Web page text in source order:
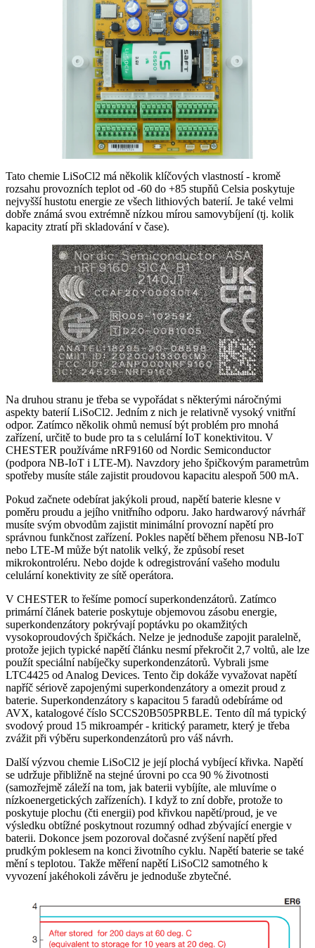
Tato chemie LiSoCl2 má několik klíčových vlastností - kromě
rozsahu provozních teplot od -60 do +85 stupňů Celsia poskytuje
nejvyšší hustotu energie ze všech lithiových baterií. Je také velmi
dobře známá svou extrémně nízkou mírou samovybíjení (tj. kolik
kapacity ztratí při skladování v čase).
Na druhou stranu je třeba se vypořádat s některými náročnými
aspekty baterií LiSoCl2. Jedním z nich je relativně vysoký vnitřní
odpor. Zatímco několik ohmů nemusí být problém pro mnohá
zařízení, určitě to bude pro ta s celulární IoT konektivitou. V
CHESTER používáme nRF9160 od Nordic Semiconductor
(podpora NB-IoT i LTE-M). Navzdory jeho špičkovým parametrům
spotřeby musíte stále zajistit proudovou kapacitu alespoň 500 mA.
Pokud začnete odebírat jakýkoli proud, napětí baterie klesne v
poměru proudu a jejího vnitřního odporu. Jako hardwarový návrhář
musíte svým obvodům zajistit minimální provozní napětí pro
správnou funkčnost zařízení. Pokles napětí během přenosu NB-IoT
nebo LTE-M může být natolik velký, že způsobí reset
mikrokontroléru. Nebo dojde k odregistrování vašeho modulu
celulární konektivity ze sítě operátora.
V CHESTER to řešíme pomocí superkondenzátorů. Zatímco
primární článek baterie poskytuje objemovou zásobu energie,
superkondenzátory pokrývají poptávku po okamžitých
vysokoproudových špičkách. Nelze je jednoduše zapojit paralelně,
protože jejich typické napětí článku nesmí překročit 2,7 voltů, ale lze
použít speciální nabíječky superkondenzátorů. Vybrali jsme
LTC4425 od Analog Devices. Tento čip dokáže vyvažovat napětí
napříč sériově zapojenými superkondenzátory a omezit proud z
baterie. Superkondenzátory s kapacitou 5 faradů odebíráme od
AVX, katalogové číslo SCCS20B505PRBLE. Tento díl má typický
svodový proud 15 mikroampér - kritický parametr, který je třeba
zvážit při výběru superkondenzátorů pro váš návrh.
Další výzvou chemie LiSoCl2 je její plochá vybíjecí křivka. Napětí
se udržuje přibližně na stejné úrovni po cca 90 % životnosti
(samozřejmě záleží na tom, jak baterii vybíjíte, ale mluvíme o
nízkoenergetických zařízeních). I když to zní dobře, protože to
poskytuje plochu (čti energii) pod křivkou napětí/proud, je ve
výsledku obtížné poskytnout rozumný odhad zbývající energie v
baterii. Dokonce jsem pozoroval dočasné zvýšení napětí před
prudkým poklesem na konci životního cyklu. Napětí baterie se také
mění s teplotou. Takže měření napětí LiSoCl2 samotného k
vyvození jakéhokoli závěru je jednoduše zbytečné.